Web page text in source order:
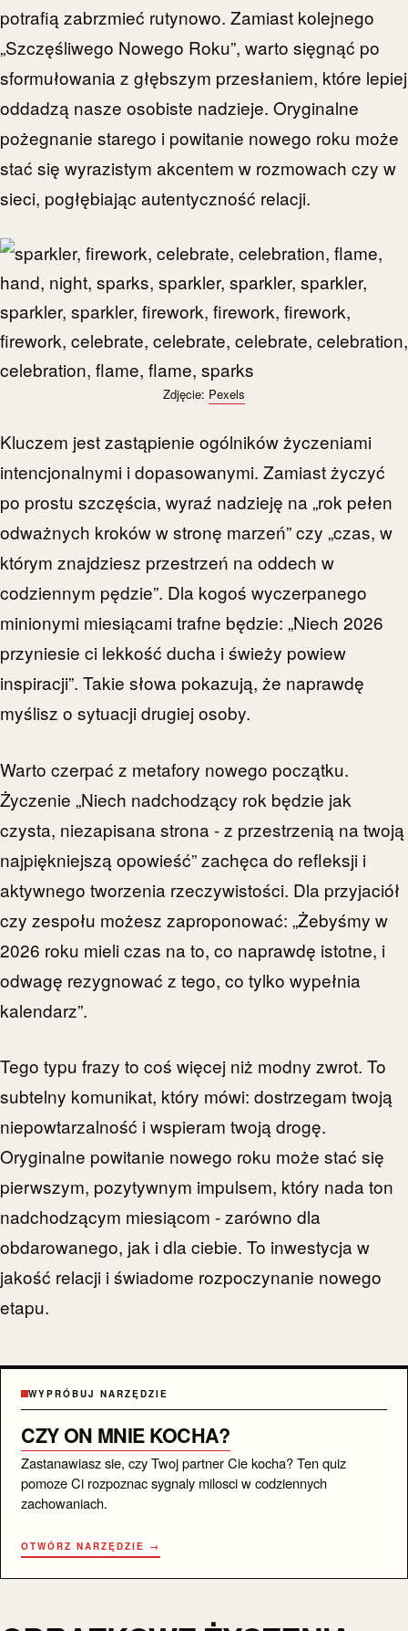
potrafią zabrzmieć rutynowo. Zamiast kolejnego
„Szczęśliwego Nowego Roku”, warto sięgnąć po
sformułowania z głębszym przesłaniem, które lepiej
oddadzą nasze osobiste nadzieje. Oryginalne
pożegnanie starego i powitanie nowego roku może
stać się wyrazistym akcentem w rozmowach czy w
sieci, pogłębiając autentyczność relacji.
Zdjęcie: Pexels
Kluczem jest zastąpienie ogólników życzeniami
intencjonalnymi i dopasowanymi. Zamiast życzyć
po prostu szczęścia, wyraź nadzieję na „rok pełen
odważnych kroków w stronę marzeń” czy „czas, w
którym znajdziesz przestrzeń na oddech w
codziennym pędzie”. Dla kogoś wyczerpanego
minionymi miesiącami trafne będzie: „Niech 2026
przyniesie ci lekkość ducha i świeży powiew
inspiracji”. Takie słowa pokazują, że naprawdę
myślisz o sytuacji drugiej osoby.
Warto czerpać z metafory nowego początku.
Życzenie „Niech nadchodzący rok będzie jak
czysta, niezapisana strona - z przestrzenią na twoją
najpiękniejszą opowieść” zachęca do refleksji i
aktywnego tworzenia rzeczywistości. Dla przyjaciół
czy zespołu możesz zaproponować: „Żebyśmy w
2026 roku mieli czas na to, co naprawdę istotne, i
odwagę rezygnować z tego, co tylko wypełnia
kalendarz”.
Tego typu frazy to coś więcej niż modny zwrot. To
subtelny komunikat, który mówi: dostrzegam twoją
niepowtarzalność i wspieram twoją drogę.
Oryginalne powitanie nowego roku może stać się
pierwszym, pozytywnym impulsem, który nada ton
nadchodzącym miesiącom - zarówno dla
obdarowanego, jak i dla ciebie. To inwestycja w
jakość relacji i świadome rozpoczynanie nowego
etapu.
WYPRÓBUJ NARZĘDZIE
CZY ON MNIE KOCHA?
Zastanawiasz sie, czy Twoj partner Cie kocha? Ten quiz
pomoze Ci rozpoznac sygnaly milosci w codziennych
zachowaniach.
OTWÓRZ NARZĘDZIE →